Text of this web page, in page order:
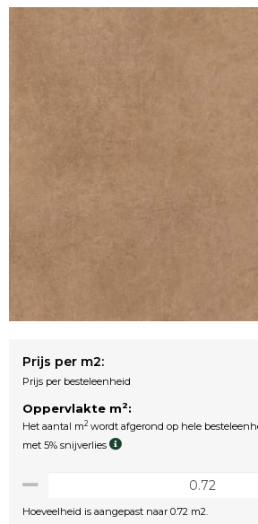
Prijs per m2:
Prijs per besteleenheid
Oppervlakte m2:
Het aantal m2 wordt afgerond op hele
met 5% snijverlies
Hoeveelheid is aangepast naar 0.72 m2.